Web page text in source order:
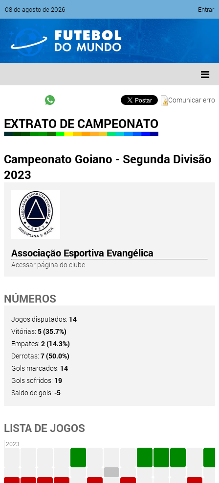
08 de agosto de 2026 Entrar
Comunicar erro
EXTRATO DE CAMPEONATO
Campeonato Goiano - Segunda Divisão
2023
Associação Esportiva Evangélica
Acessar página do clube
NÚMEROS
Jogos disputados: 14
Vitórias: 5 (35.7%)
Empates: 2 (14.3%)
Derrotas: 7 (50.0%)
Gols marcados: 14
Gols sofridos: 19
Saldo de gols: -5
LISTA DE JOGOS
2023